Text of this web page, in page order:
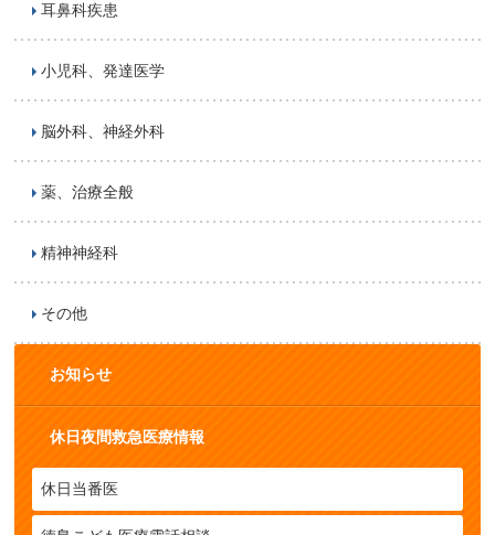
耳鼻科疾患
小児科、発達医学
脳外科、神経外科
薬、治療全般
精神神経科
その他
お知らせ
休日夜間救急医療情報
休日当番医